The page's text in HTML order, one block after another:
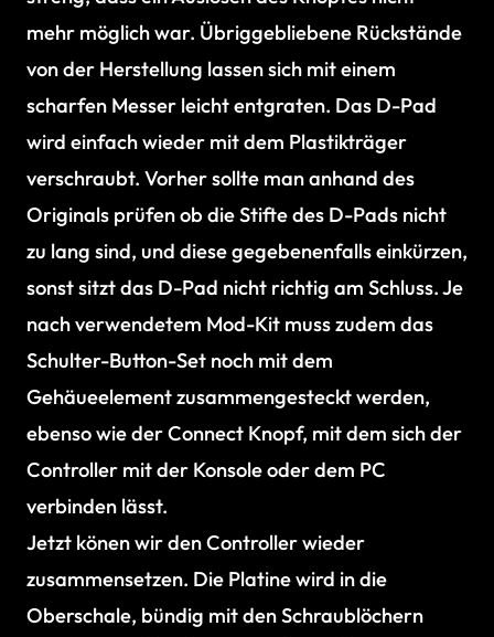
mehr möglich war. Übriggebliebene Rückstände
von der Herstellung lassen sich mit einem
scharfen Messer leicht entgraten. Das D-Pad
wird einfach wieder mit dem Plastikträger
verschraubt. Vorher sollte man anhand des
Originals prüfen ob die Stifte des D-Pads nicht
zu lang sind, und diese gegebenenfalls einkürzen,
sonst sitzt das D-Pad nicht richtig am Schluss. Je
nach verwendetem Mod-Kit muss zudem das
Schulter-Button-Set noch mit dem
Gehäueelement zusammengesteckt werden,
ebenso wie der Connect Knopf, mit dem sich der
Controller mit der Konsole oder dem PC
verbinden lässt.
Jetzt könen wir den Controller wieder
zusammensetzen. Die Platine wird in die
Oberschale, bündig mit den Schraublöchern